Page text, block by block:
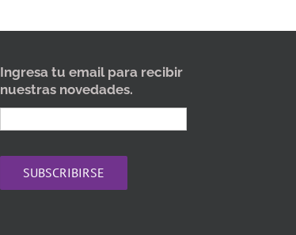
Ingresa tu email para recibir
nuestras novedades.